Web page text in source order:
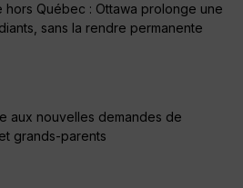
hors Québec : Ottawa prolonge une
sans la rendre permanente
aux nouvelles demandes de
grands-parents